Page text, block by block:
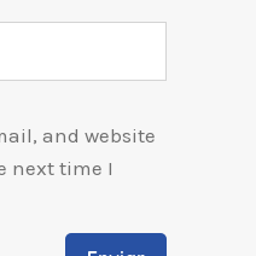
and website
next time I